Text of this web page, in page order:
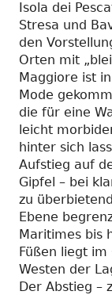
Isola dei
Stresa und
den
Orten mit
Maggiore ist
Mode
die für eine
leicht
hinter sich
Aufstieg auf
Gipfel – bei
zu
Ebene
Maritimes bis
Füßen liegt
Westen der
Der Abstieg –